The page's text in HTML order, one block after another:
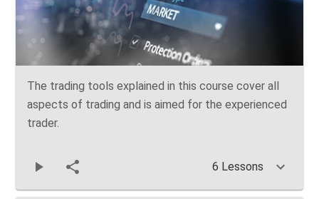
The trading tools explained in this course cover all
aspects of trading and is aimed for the experienced
trader.
6 Lessons